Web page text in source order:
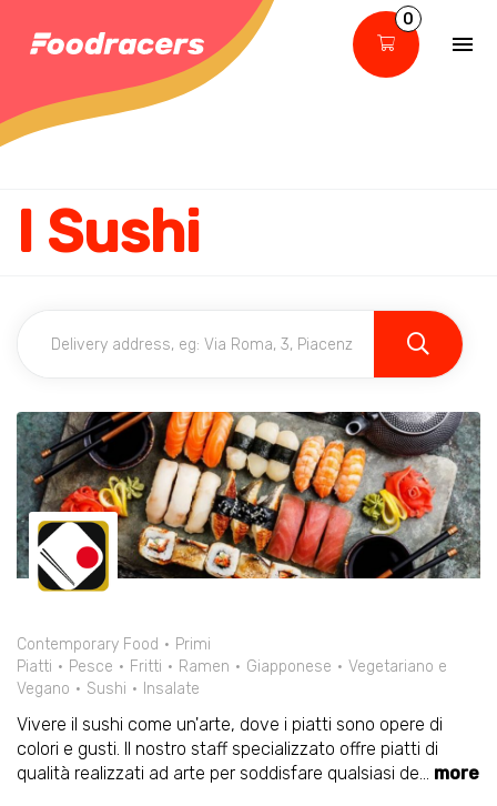
0
I Sushi
Contemporary Food
Primi
Piatti
Pesce Fritti Ramen Giapponese
Vegetariano e
Vegano
Sushi Insalate
Vivere il sushi come un'arte, dove i piatti sono opere di
colori e gusti. Il nostro staff specializzato offre piatti di
qualità realizzati ad arte per soddisfare qualsiasi de... more